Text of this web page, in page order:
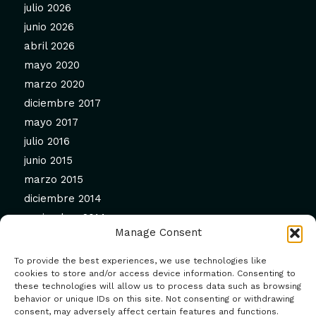
Manage Consent
To provide the best experiences, we use technologies like
cookies to store and/or access device information. Consenting to
these technologies will allow us to process data such as browsing
behavior or unique IDs on this site. Not consenting or withdrawing
consent, may adversely affect certain features and functions.
julio 2026
junio 2026
abril 2026
mayo 2020
marzo 2020
diciembre 2017
mayo 2017
julio 2016
junio 2015
marzo 2015
diciembre 2014
noviembre 2014
agosto 2014
julio 2014
junio 2014
mayo 2014